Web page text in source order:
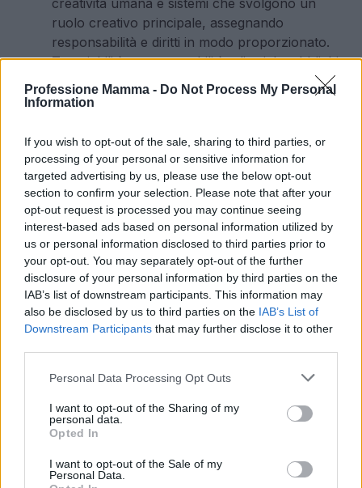
Professione Mamma - Do Not Process My Personal
Information
If you wish to opt-out of the sale, sharing to third parties, or
processing of your personal or sensitive information for
targeted advertising by us, please use the below opt-out
section to confirm your selection. Please note that after your
opt-out request is processed you may continue seeing
interest-based ads based on personal information utilized by
us or personal information disclosed to third parties prior to
your opt-out. You may separately opt-out of the further
disclosure of your personal information by third parties on the
IAB’s list of downstream participants. This information may
also be disclosed by us to third parties on the IAB’s List of
Downstream Participants that may further disclose it to other
Please note that this website/app uses one or more Google
not limited to your visit or usage behaviour. You may click to
grant or deny consent to Google and its third-party tags to
use your data for below specified purposes in below Google
consent section.
Personal Data Processing Opt Outs
I want to opt-out of the Sharing of my
personal data.
Opted In
I want to opt-out of the Sale of my
Personal Data.
ruolo creativo principale, assegnando
responsabilità e diritti in modo proporzionato.
Tracciabilità e responsabilità editoriale: obblighi
di tracciabilità delle fonti e regole che
attribuiscano responsabilità a sviluppatori,
Queste misure non risolvono tutto, ma spostano il
baricentro: dalla concentrazione di potere
tecnologico verso una gestione più equa del valore
culturale e economico.
Cosa intendiamo per “algoritmo” in questo
contesto? Parliamo di modelli di apprendimento
automatico che, alimentati da grandi collezioni di
testi, immagini e suoni, riescono a generare
contenuti nuovi che spesso rimandano
chiaramente ai materiali usati per il training. Ridurre
queste tecnologie a meri “strumenti” rischia di
rallentare l’adozione di norme e contratti necessari
coinvolgeranno editori, creativi e istituzioni